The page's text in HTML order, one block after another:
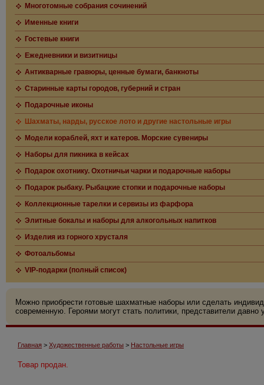
Многотомные собрания сочинений
Именные книги
Гостевые книги
Ежедневники и визитницы
Антикварные гравюры, ценные бумаги, банкноты
Старинные карты городов, губерний и стран
Подарочные иконы
Шахматы, нарды, русское лото и другие настольные игры
Модели кораблей, яхт и катеров. Морские сувениры
Наборы для пикника в кейсах
Подарок охотнику. Охотничьи чарки и подарочные наборы
Подарок рыбаку. Рыбацкие стопки и подарочные наборы
Коллекционные тарелки и сервизы из фарфора
Элитные бокалы и наборы для алкогольных напитков
Изделия из горного хрусталя
Фотоальбомы
VIP-подарки (полный список)
Можно приобрести готовые шахматные наборы или сделать
современную. Героями могут стать политики, представители
Главная > Художественные работы > Настольные игры
Товар продан.